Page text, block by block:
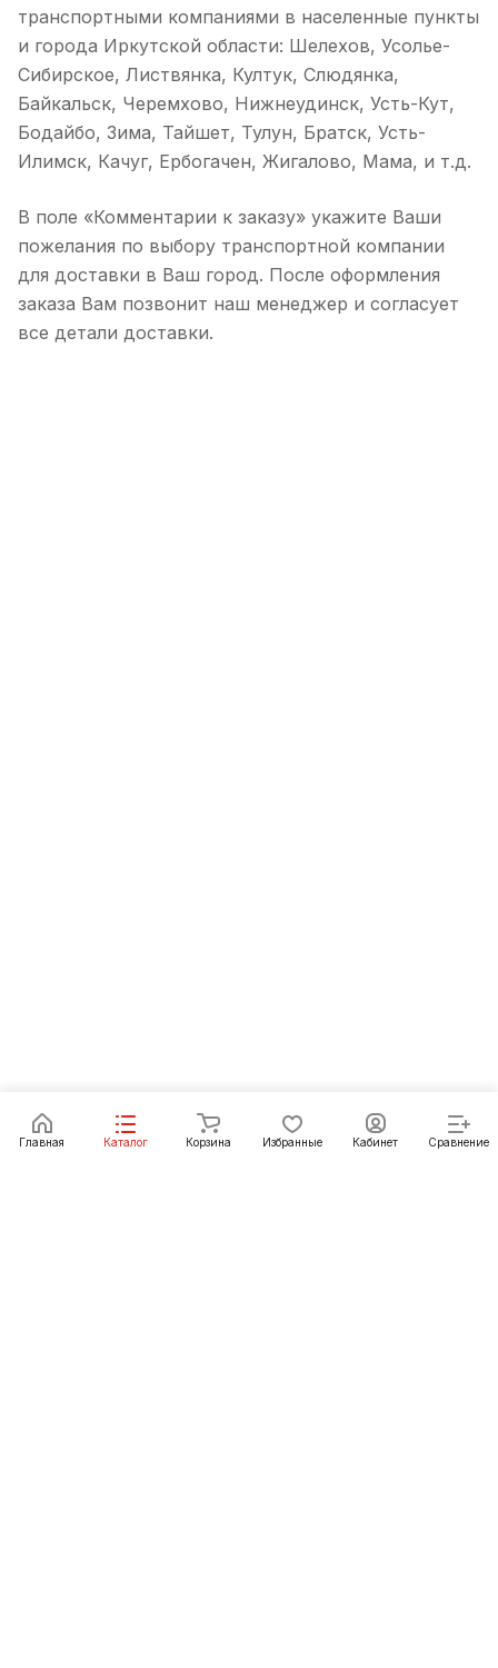
транспортными компаниями в населенные пункты
и города Иркутской области: Шелехов, Усолье-
Сибирское, Листвянка, Култук, Слюдянка,
Байкальск, Черемхово, Нижнеудинск, Усть-Кут,
Бодайбо, Зима, Тайшет, Тулун, Братск, Усть-
Илимск, Качуг, Ербогачен, Жигалово, Мама, и т.д.
В поле «Комментарии к заказу» укажите Ваши
пожелания по выбору транспортной компании
для доставки в Ваш город. После оформления
заказа Вам позвонит наш менеджер и согласует
все детали доставки.
Главная Каталог Корзина Избранные Кабинет Сравнение